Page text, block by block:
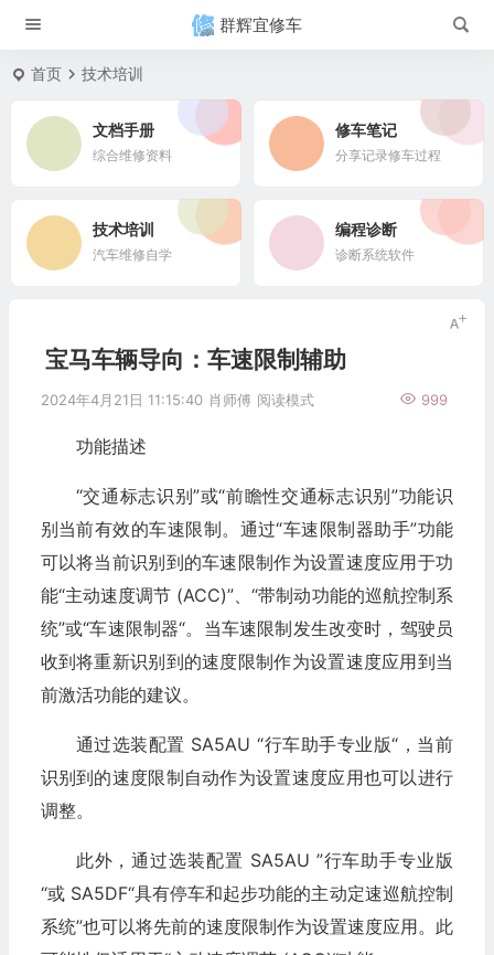
群辉宜修车
首页 技术培训
文档手册
综合维修资料
修车笔记
分享记录修车过程
技术培训
汽车维修自学
编程诊断
诊断系统软件
宝马车辆导向：车速限制辅助
2024年4月21日 11:15:40 肖师傅 999
阅读模式
功能描述
“交通标志识别”或“前瞻性交通标志识别”功能识
别当前有效的车速限制。通过“车速限制器助手”功能
可以将当前识别到的车速限制作为设置速度应用于功
能“主动速度调节 (ACC)”、“带制动功能的巡航控制系
统”或“车速限制器“。当车速限制发生改变时，驾驶员
收到将重新识别到的速度限制作为设置速度应用到当
前激活功能的建议。
通过选装配置 SA5AU “行车助手专业版“，当前
识别到的速度限制自动作为设置速度应用也可以进行
调整。
此外，通过选装配置 SA5AU ”行车助手专业版
“或 SA5DF“具有停车和起步功能的主动定速巡航控制
系统”也可以将先前的速度限制作为设置速度应用。此